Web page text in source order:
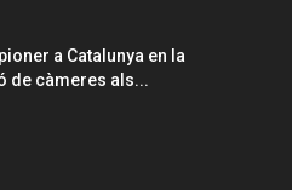
a Catalunya en la
de càmeres als...